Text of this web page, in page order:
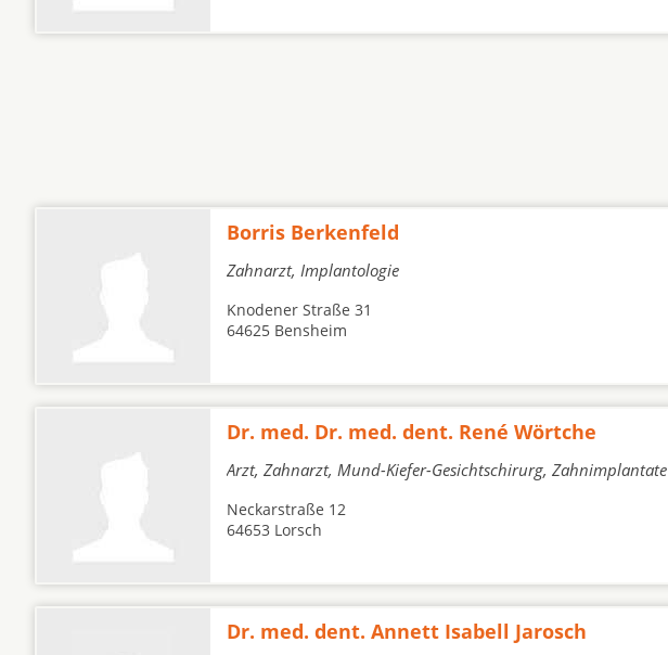
Borris Berkenfeld
Zahnarzt, Implantologie
Knodener Straße 31
64625 Bensheim
Dr. med. Dr. med. dent. René Wörtche
Arzt, Zahnarzt, Mund-Kiefer-Gesichtschirurg, Zahnimplantate
Neckarstraße 12
64653 Lorsch
Dr. med. dent. Annett Isabell Jarosch